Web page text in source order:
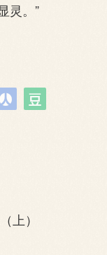
灵。”
 
上）